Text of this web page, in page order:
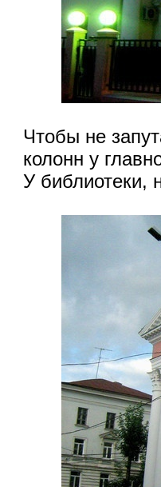
Чтобы не
колонн у
У библиотеки,